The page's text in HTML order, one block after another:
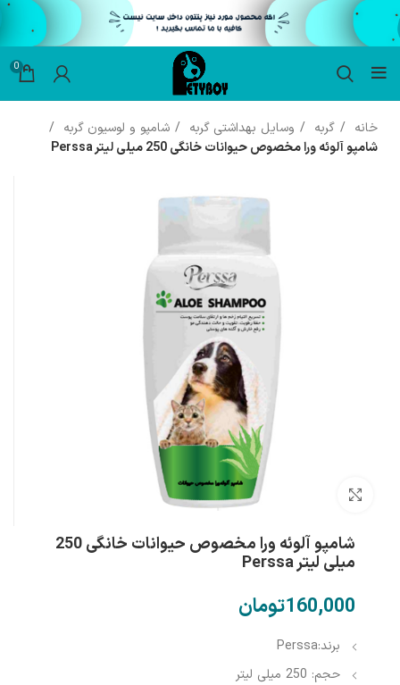
0
خانه گربه وسایل بهداشتی گربه
شامپو و لوسیون گربه
شامپو آلوئه ورا مخصوص حیوانات خانگی 250 میلی لیتر Perssa
بزرگنمایی تصویر
شامپو آلوئه ورا مخصوص حیوانات خانگی 250
میلی لیتر Perssa
تومان
برند:Perssa
حجم: 250 میلی لیتر